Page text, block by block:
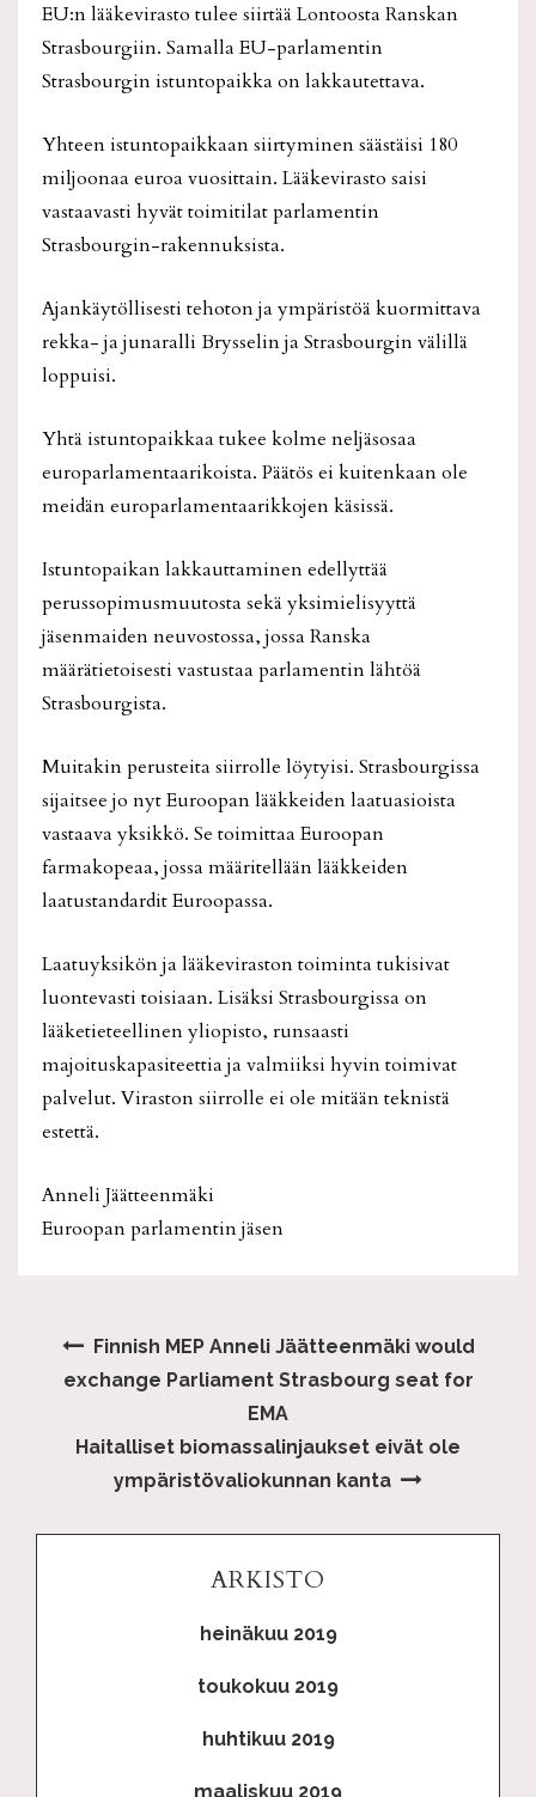
EU:n lääkevirasto tulee siirtää Lontoosta Ranskan
Strasbourgiin. Samalla EU-parlamentin
Strasbourgin istuntopaikka on lakkautettava.
Yhteen istuntopaikkaan siirtyminen säästäisi 180
miljoonaa euroa vuosittain. Lääkevirasto saisi
vastaavasti hyvät toimitilat parlamentin
Strasbourgin-rakennuksista.
Ajankäytöllisesti tehoton ja ympäristöä kuormittava
rekka- ja junaralli Brysselin ja Strasbourgin välillä
loppuisi.
Yhtä istuntopaikkaa tukee kolme neljäsosaa
europarlamentaarikoista. Päätös ei kuitenkaan ole
meidän europarlamentaarikkojen käsissä.
Istuntopaikan lakkauttaminen edellyttää
perussopimusmuutosta sekä yksimielisyyttä
jäsenmaiden neuvostossa, jossa Ranska
määrätietoisesti vastustaa parlamentin lähtöä
Strasbourgista.
Muitakin perusteita siirrolle löytyisi. Strasbourgissa
sijaitsee jo nyt Euroopan lääkkeiden laatuasioista
vastaava yksikkö. Se toimittaa Euroopan
farmakopeaa, jossa määritellään lääkkeiden
laatustandardit Euroopassa.
Laatuyksikön ja lääkeviraston toiminta tukisivat
luontevasti toisiaan. Lisäksi Strasbourgissa on
lääketieteellinen yliopisto, runsaasti
majoituskapasiteettia ja valmiiksi hyvin toimivat
palvelut. Viraston siirrolle ei ole mitään teknistä
estettä.
Anneli Jäätteenmäki
Euroopan parlamentin jäsen
Finnish MEP Anneli Jäätteenmäki would
exchange Parliament Strasbourg seat for
EMA
Haitalliset biomassalinjaukset eivät ole
ympäristövaliokunnan kanta
ARKISTO
heinäkuu 2019
toukokuu 2019
huhtikuu 2019
maaliskuu 2019